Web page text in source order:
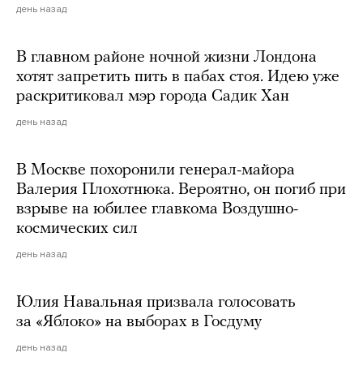
день назад
В главном районе ночной жизни Лондона
хотят запретить пить в пабах стоя. Идею уже
раскритиковал мэр города Садик Хан
день назад
В Москве похоронили генерал-майора
Валерия Плохотнюка. Вероятно, он погиб при
взрыве на юбилее главкома Воздушно-
космических сил
день назад
Юлия Навальная призвала голосовать
за «Яблоко» на выборах в Госдуму
день назад